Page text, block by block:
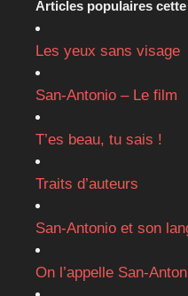
Articles populaires cette
Les yeux sans visage
San-Antonio – Le film
T’es beau, tu sais !
Traits d’auteurs
San-Antonio et son
On l’appelle San-